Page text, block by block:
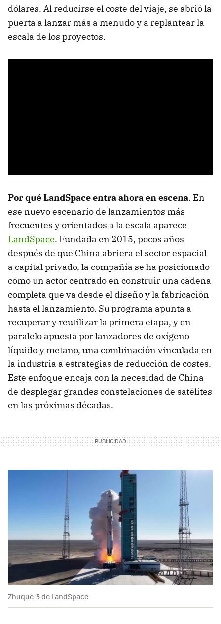
dólares. Al reducirse el coste del viaje, se abrió la
puerta a lanzar más a menudo y a replantear la
escala de los proyectos.
Por qué LandSpace entra ahora en escena. En
ese nuevo escenario de lanzamientos más
frecuentes y orientados a la escala aparece
LandSpace. Fundada en 2015, pocos años
después de que China abriera el sector espacial
a capital privado, la compañía se ha posicionado
como un actor centrado en construir una cadena
completa que va desde el diseño y la fabricación
hasta el lanzamiento. Su programa apunta a
recuperar y reutilizar la primera etapa, y en
paralelo apuesta por lanzadores de oxígeno
líquido y metano, una combinación vinculada en
la industria a estrategias de reducción de costes.
Este enfoque encaja con la necesidad de China
de desplegar grandes constelaciones de satélites
en las próximas décadas.
Zhuque-3 de LandSpace